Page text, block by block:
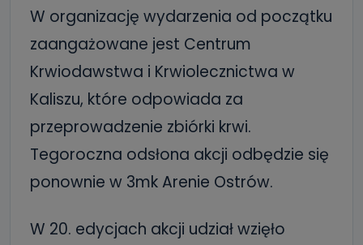
W organizację wydarzenia od początku
zaangażowane jest Centrum
Krwiodawstwa i Krwiolecznictwa w
Kaliszu, które odpowiada za
przeprowadzenie zbiórki krwi.
Tegoroczna odsłona akcji odbędzie się
ponownie w 3mk Arenie Ostrów.
W 20. edycjach akcji udział wzięło